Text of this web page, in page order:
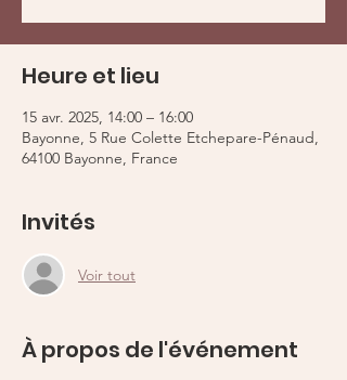
Heure et lieu
15 avr. 2025, 14:00 – 16:00
Bayonne, 5 Rue Colette Etchepare-Pénaud,
64100 Bayonne, France
Invités
Voir tout
À propos de l'événement